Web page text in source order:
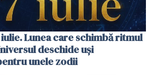
Lunea care schimbă ritmul
deschide uși
unele zodii